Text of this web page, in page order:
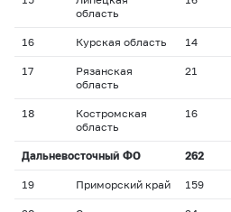
область
16 Курская область 14
17
Рязанская
область
21
18
Костромская
область
16
Дальневосточный ФО 262
19 Приморский край 159